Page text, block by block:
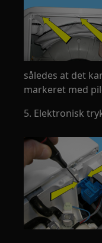
således at det
markeret med
5. Elektronisk